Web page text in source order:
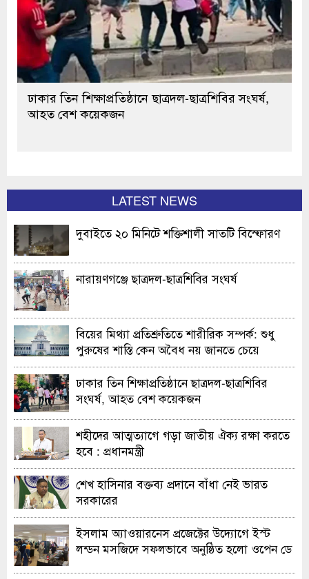
ঢাকার তিন শিক্ষাপ্রতিষ্ঠানে ছাত্রদল-ছাত্রশিবির সংঘর্ষ,
আহত বেশ কয়েকজন
LATEST NEWS
দুবাইতে ২০ মিনিটে শক্তিশালী সাতটি বিস্ফোরণ
নারায়ণগঞ্জে ছাত্রদল-ছাত্রশিবির সংঘর্ষ
বিয়ের মিথ্যা প্রতিশ্রুতিতে শারীরিক সম্পর্ক: শুধু
পুরুষের শাস্তি কেন অবৈধ নয় জানতে চেয়ে
হাইকোর্টের রুল
ঢাকার তিন শিক্ষাপ্রতিষ্ঠানে ছাত্রদল-ছাত্রশিবির
সংঘর্ষ, আহত বেশ কয়েকজন
শহীদের আত্মত্যাগে গড়া জাতীয় ঐক্য রক্ষা করতে
হবে : প্রধানমন্ত্রী
শেখ হাসিনার বক্তব্য প্রদানে বাঁধা নেই ভারত
সরকারের
ইসলাম অ্যাওয়ারনেস প্রজেক্টের উদ্যোগে ইস্ট
লন্ডন মসজিদে সফলভাবে অনুষ্ঠিত হলো ওপেন ডে